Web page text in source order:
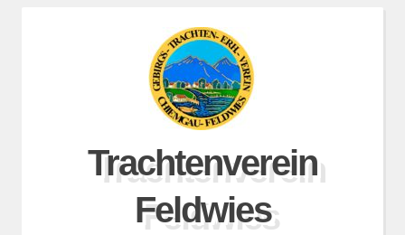
Trachtenverein
Feldwies